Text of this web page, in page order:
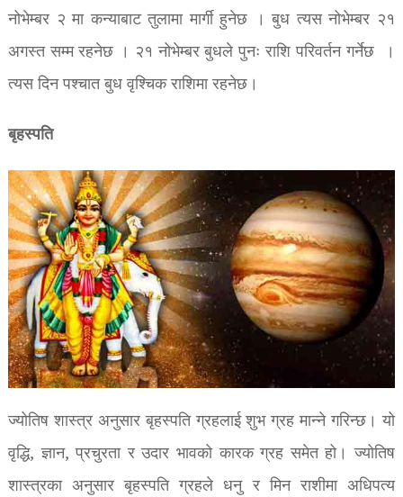
नोभेम्बर २ मा कन्याबाट तुलामा मार्गी हुनेछ । बुध त्यस नोभेम्बर २१
अगस्त सम्म रहनेछ । २१ नोभेम्बर बुधले पुनः राशि परिवर्तन गर्नेछ ।
त्यस दिन पश्चात बुध वृश्चिक राशिमा रहनेछ।
बृहस्पति
ज्योतिष शास्त्र अनुसार बृहस्पति ग्रहलाई शुभ ग्रह मान्ने गरिन्छ। यो
वृद्धि, ज्ञान, प्रचुरता र उदार भावको कारक ग्रह समेत हो। ज्योतिष
शास्त्रका अनुसार बृहस्पति ग्रहले धनु र मिन राशीमा अधिपत्य